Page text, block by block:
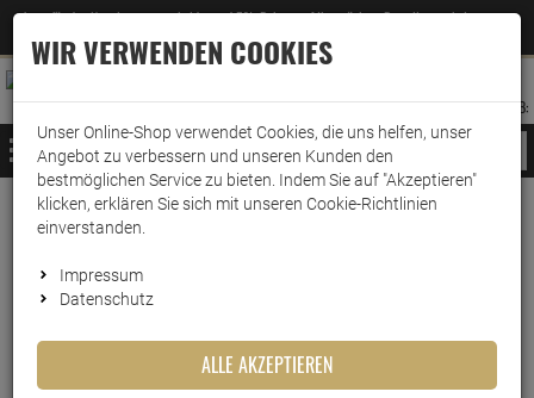
Jetzt für den Newsletter entscheiden und 5% Rabatt auf Ihre nächste Bestellung erhalten
–Zum Newsletter
ANMELDEN
AUFKLAPPEN
MERKZETTEL
WARENKORB:
MENÜ
Weiter einkaufen www.wark24.de
Küche & Haushalt
Staubsaugerzubehör
Swirl Staubsaugerbeutel S 70
10010186
WIR VERWENDEN COOKIES
Unser Online-Shop verwendet Cookies, die uns helfen, unser
Angebot zu verbessern und unseren Kunden den
bestmöglichen Service zu bieten. Indem Sie auf "Akzeptieren"
klicken, erklären Sie sich mit unseren Cookie-Richtlinien
einverstanden.
Impressum
Datenschutz
ALLE AKZEPTIEREN